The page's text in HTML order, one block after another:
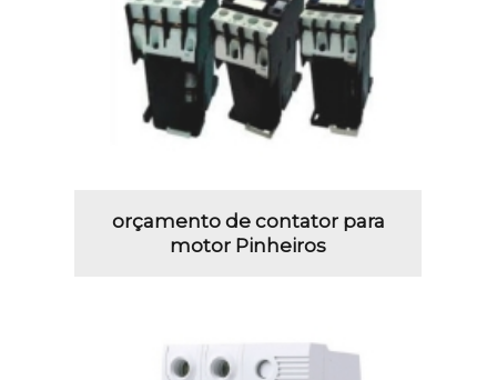
orçamento de contator para
motor Pinheiros